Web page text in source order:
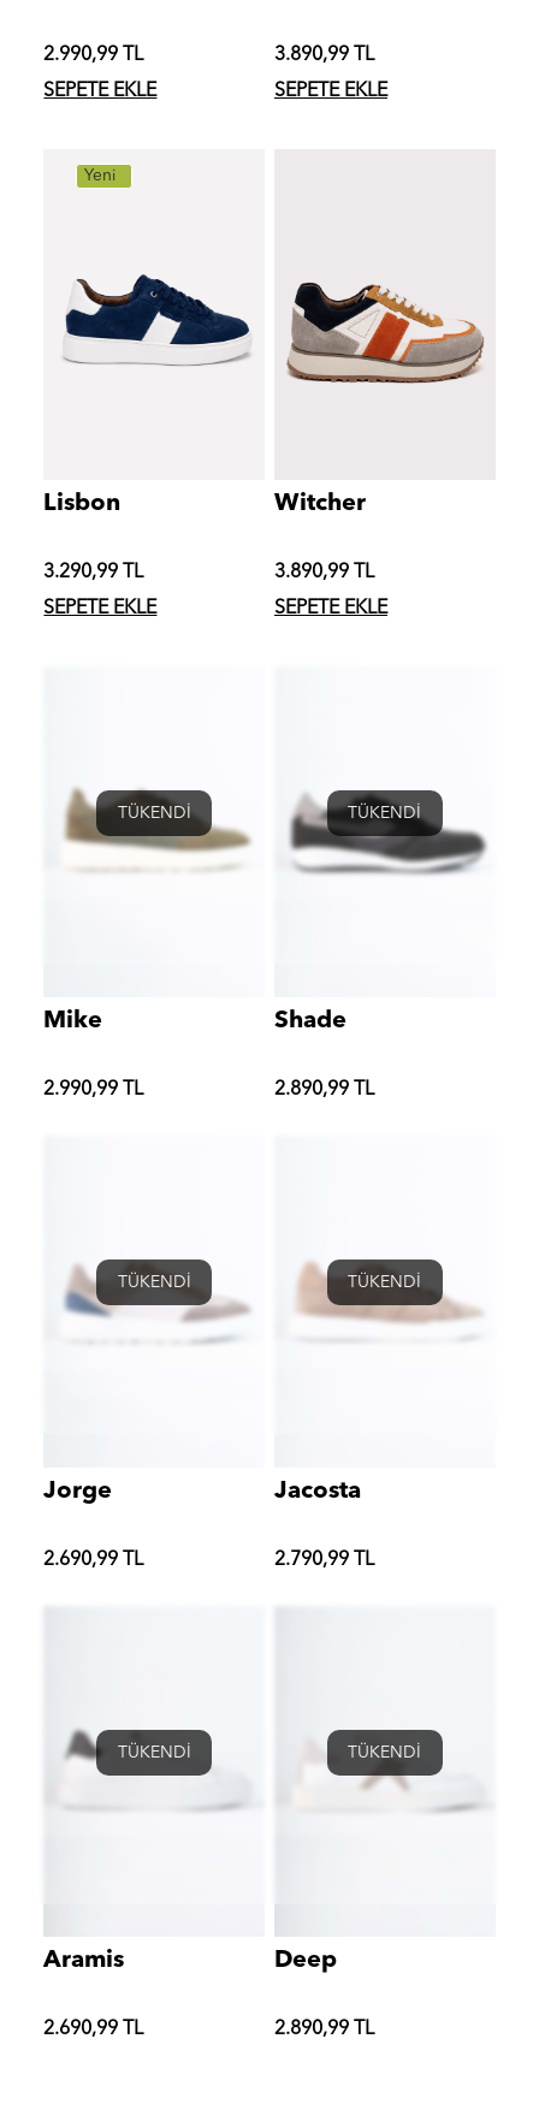
2.990,99 TL
SEPETE EKLE
3.890,99 TL
SEPETE EKLE
Yeni
Lisbon
3.290,99 TL
SEPETE EKLE
Witcher
3.890,99 TL
SEPETE EKLE
Mike
2.990,99 TL
TÜKENDİ
Shade
2.890,99 TL
TÜKENDİ
Jorge
2.690,99 TL
TÜKENDİ
Jacosta
2.790,99 TL
TÜKENDİ
Aramis
2.690,99 TL
TÜKENDİ
Deep
2.890,99 TL
TÜKENDİ